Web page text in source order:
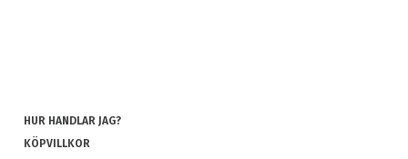
HUR HANDLAR JAG?
KÖPVILLKOR